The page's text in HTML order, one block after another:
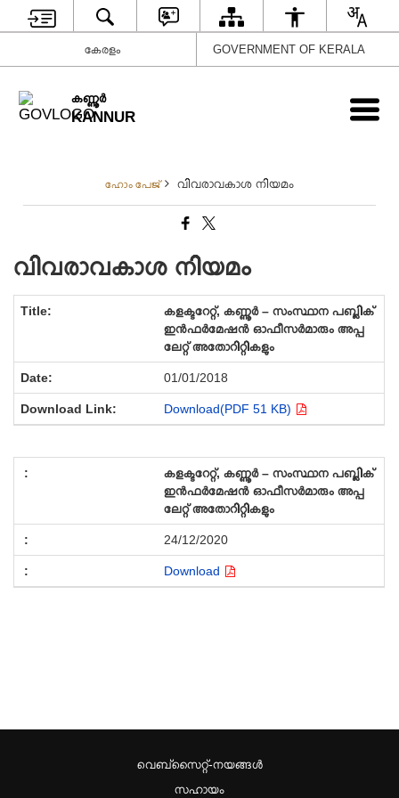
കേരളം GOVERNMENT OF KERALA
കണ്ണൂര്‍
KANNUR
ഹോം പേജ് വിവരാവകാശ നിയമം
വിവരാവകാശ നിയമം
കളക്ടറേറ്റ്, കണ്ണൂർ – സംസ്ഥാന പബ്ലിക്
ഇൻഫർമേഷൻ ഓഫീസർമാരും അപ്പ
ലേറ്റ് അതോറിറ്റികളും
01/01/2018
Download(PDF 51 KB)
കളക്ടറേറ്റ്, കണ്ണൂർ – സംസ്ഥാന പബ്ലിക്
ഇൻഫർമേഷൻ ഓഫീസർമാരും അപ്പ
ലേറ്റ് അതോറിറ്റികളും
24/12/2020
Download
വെബ്സൈറ്റ്-നയങ്ങള്‍
സഹായം